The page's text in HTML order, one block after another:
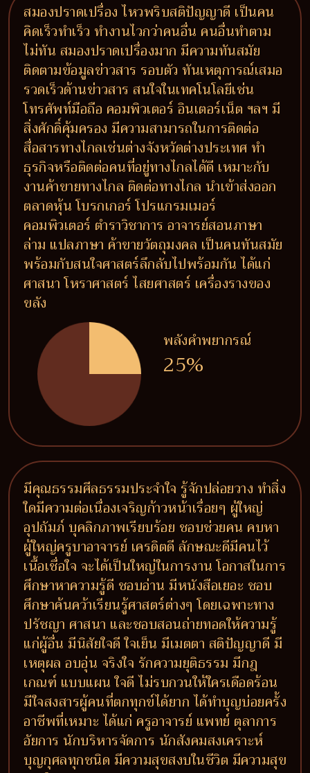
สมองปราดเปรื่อง ไหวพริบสติปัญญาดี เป็นคน
คิดเร็วทำเร็ว ทำงานไวกว่าคนอื่น คนอื่นทำตาม
ไม่ทัน สมองปราดเปรื่องมาก มีความทันสมัย
ติดตามข้อมูลข่าวสาร รอบตัว ทันเหตุการณ์เสมอ
รวดเร็วด้านข่าวสาร สนใจในเทคโนโลยีเช่น
โทรศัพท์มือถือ คอมพิวเตอร์ อินเตอร์เน็ต ฯลฯ มี
สิ่งศักดิ์คุ้มครอง มีความสามารถในการติดต่อ
สื่อสารทางไกลเช่นต่างจังหวัดต่างประเทศ ทำ
ธุรกิจหรือติดต่อคนที่อยู่ทางไกลได้ดี เหมาะกับ
งานค้าขายทางไกล ติดต่อทางไกล นำเข้าส่งออก
ตลาดหุ้น โบรกเกอร์ โปรแกรมเมอร์
คอมพิวเตอร์ ตำราวิชาการ อาจารย์สอนภาษา
ล่าม แปลภาษา ค้าขายวัตถุมงคล เป็นคนทันสมัย
พร้อมกับสนใจศาสตร์ลึกลับไปพร้อมกัน ได้แก่
ศาสนา โหราศาสตร์ ไสยศาสตร์ เครื่องรางของ
ขลัง
พลังคำพยากรณ์
25%
มีคุณธรรมศีลธรรมประจำใจ รู้จักปล่อยวาง ทำสิ่ง
ใดมีความต่อเนื่องเจริญก้าวหน้าเรื่อยๆ ผู้ใหญ่
อุปถัมภ์ บุคลิกภาพเรียบร้อย ชอบช่วยคน คบหา
ผู้ใหญ่ครูบาอาจารย์ เครดิตดี ลักษณะดีมีคนไว้
เนื้อเชื่อใจ จะได้เป็นใหญ่ในการงาน โอกาสในการ
ศึกษาหาความรู้ดี ชอบอ่าน มีหนังสือเยอะ ชอบ
ศึกษาค้นคว้าเรียนรู้ศาสตร์ต่างๆ โดยเฉพาะทาง
ปรัชญา ศาสนา และชอบสอนถ่ายทอดให้ความรู้
แก่ผู้อื่น มีนิสัยใจดี ใจเย็น มีเมตตา สติปัญญาดี มี
เหตุผล อบอุ่น จริงใจ รักความยุติธรรม มีกฎ
เกณฑ์ แบบแผน ใจดี ไม่รบกวนให้ใครเดือดร้อน
มีใจสงสารผู้คนที่ตกทุกข์ได้ยาก ได้ทำบุญบ่อยครั้ง
อาชีพที่เหมาะ ได้แก่ ครูอาจารย์ แพทย์ ตุลาการ
อัยการ นักบริหารจัดการ นักสังคมสงเคราะห์
บุญกุศลทุกชนิด มีความสุขสงบในชีวิต มีความสุข